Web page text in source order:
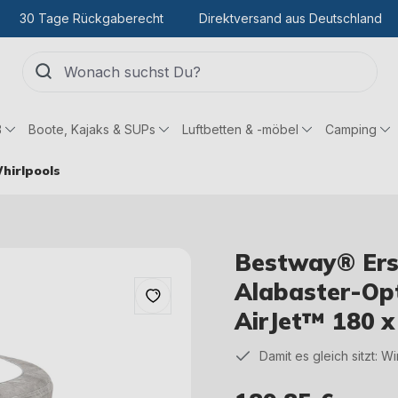
30 Tage Rückgaberecht Direktversand aus Deutschland
Boote, Kajaks & SUPs Luftbetten & -möbel Camping
Bestway®
Alabaster-
AirJet™ 180 x
Damit es gleich sitzt: